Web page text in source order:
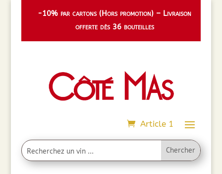
-10% par cartons (Hors promotion) – Livraison
offerte dès 36 bouteilles
Article 1